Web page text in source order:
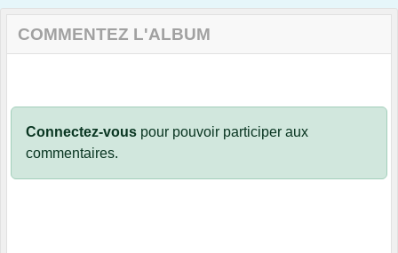
COMMENTEZ L'ALBUM
Connectez-vous pour pouvoir participer aux
commentaires.